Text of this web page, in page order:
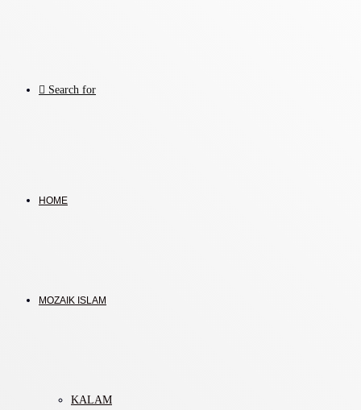
Search for
HOME
MOZAIK ISLAM
KALAM